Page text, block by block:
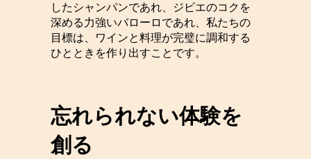
したシャンパンであれ、ジビエのコクを
深める力強いバローロであれ、私たちの
目標は、ワインと料理が完璧に調和する
ひとときを作り出すことです。
忘れられない体験を
創る